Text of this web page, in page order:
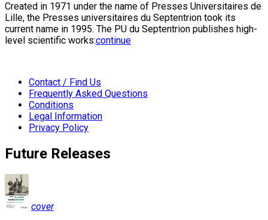
Created in 1971 under the name of Presses Universitaires de
Lille, the Presses universitaires du Septentrion took its
current name in 1995. The PU du Septentrion publishes high-
level scientific works:continue
Contact / Find Us
Frequently Asked Questions
Conditions
Legal Information
Privacy Policy
Future Releases
cover